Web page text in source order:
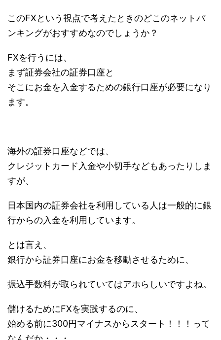
このFXという視点で考えたときのどこのネットバ
ンキングがおすすめなのでしょうか？
FXを行うには、
まず証券会社の証券口座と
そこにお金を入金するための銀行口座が必要になり
ます。
海外の証券口座などでは、
クレジットカード入金や小切手などもあったりしま
すが、
日本国内の証券会社を利用している人は一般的に銀
行からの入金を利用しています。
とは言え、
銀行から証券口座にお金を移動させるために、
振込手数料が取られていてはアホらしいですよね。
儲けるためにFXを実践するのに、
始める前に300円マイナスからスタート！！！って